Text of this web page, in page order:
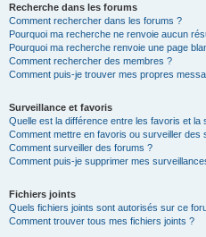
Recherche dans les forums
Comment rechercher dans les forums ?
Pourquoi ma recherche ne renvoie aucun
Pourquoi ma recherche renvoie une page
Comment rechercher des membres ?
Comment puis-je trouver mes propres
Surveillance et favoris
Quelle est la différence entre les favoris et la
Comment mettre en favoris ou surveiller des
Comment surveiller des forums ?
Comment puis-je supprimer mes
Fichiers joints
Quels fichiers joints sont autorisés sur ce
Comment trouver tous mes fichiers joints ?